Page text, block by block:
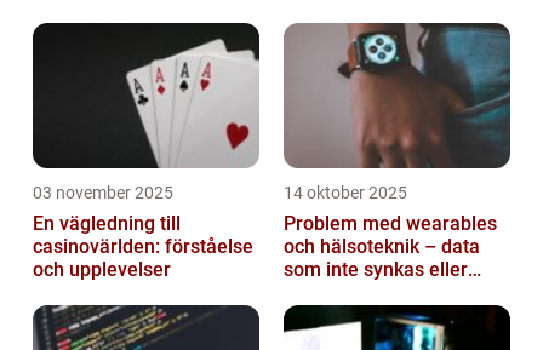
03 november 2025
En vägledning till
casinovärlden: förståelse
och upplevelser
14 oktober 2025
Problem med wearables
och hälsoteknik – data
som inte synkas eller